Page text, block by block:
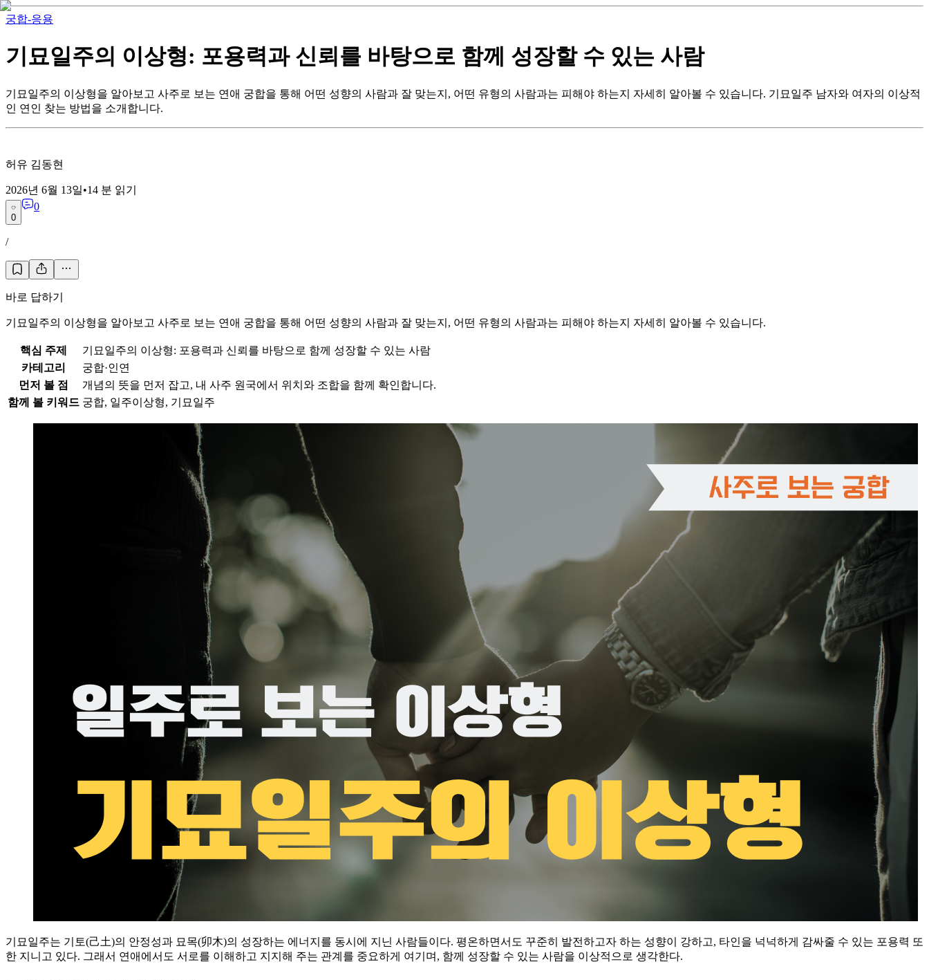
궁합-응용
기묘일주의 이상형: 포용력과 신뢰를 바탕으로 함께 성장할 수 있는 사람
기묘일주의 이상형을 알아보고 사주로 보는 연애 궁합을 통해 어떤 성향의 사람과 잘 맞는지, 어떤 유형의 사람과는 피해야 하는지 자세히 알아볼 수 있습니다. 기묘일주 남자와 여자의 이상적
인 연인 찾는 방법을 소개합니다.
허유 김동현
2026년 6월 13일•14 분 읽기
0
0
/
바로 답하기
기묘일주의 이상형을 알아보고 사주로 보는 연애 궁합을 통해 어떤 성향의 사람과 잘 맞는지, 어떤 유형의 사람과는 피해야 하는지 자세히 알아볼 수 있습니다.
핵심 주제
기묘일주의 이상형: 포용력과 신뢰를 바탕으로 함께 성장할 수 있는 사람
카테고리
궁합·인연
먼저 볼 점
개념의 뜻을 먼저 잡고, 내 사주 원국에서 위치와 조합을 함께 확인합니다.
함께 볼 키워드 궁합, 일주이상형, 기묘일주
기묘일주는 기토(己土)의 안정성과 묘목(卯木)의 성장하는 에너지를 동시에 지닌 사람들이다. 평온하면서도 꾸준히 발전하고자 하는 성향이 강하고, 타인을 넉넉하게 감싸줄 수 있는 포용력 또
한 지니고 있다. 그래서 연애에서도 서로를 이해하고 지지해 주는 관계를 중요하게 여기며, 함께 성장할 수 있는 사람을 이상적으로 생각한다.